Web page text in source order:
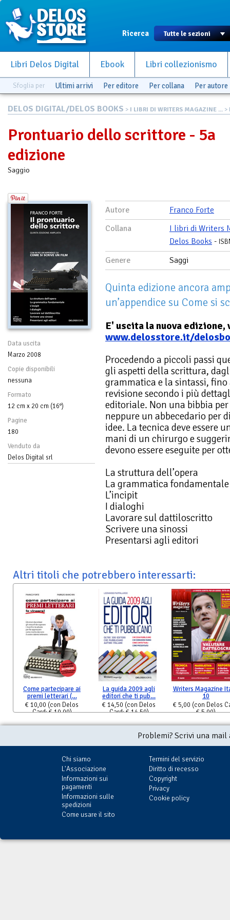
Ricerca
Libri Delos Digital Ebook Libri collezionismo
Sfoglia per Ultimi arrivi Per editore Per collana Per autore
DELOS DIGITAL/DELOS BOOKS > I LIBRI DI WRITERS MAGAZINE ... >
Prontuario dello scrittore - 5a
edizione
Saggio
Data uscita
Marzo 2008
Copie disponibili
nessuna
Formato
12 cm x 20 cm (16°)
Pagine
180
Venduto da
Delos Digital srl
Autore
Franco Forte
Collana
I libri di Writers
Delos Books -
Genere Saggi
Quinta edizione ancora
un’appendice su Come si
E' uscita la nuova edizione,
www.delosstore.it/
Procedendo a piccoli passi
gli aspetti della scrittura,
grammatica e la sintassi,
revisione secondo i più
editoriale. Non una bibbia
neppure un abbecedario per
idee. La tecnica deve essere
mani di un chirurgo e
devono essere eseguite per
La struttura dell’opera
La grammatica fondamentale
L’incipit
I dialoghi
Lavorare sul dattiloscritto
Scrivere una sinossi
Presentarsi agli editori
Altri titoli che potrebbero interessarti:
Come partecipare ai
premi letterari (…
€ 10,00 (con Delos
Card: € 10,00)
La guida 2009 agli
editori che ti pub…
€ 14,50 (con Delos
Card: € 14,50)
Writers Magazine
10
€ 5,00 (con Delos
€ 5,00)
Problemi? Scrivi una
Chi siamo
L'Associazione
Informazioni sui
pagamenti
Informazioni sulle
spedizioni
Come usare il sito
Termini del servizio
Diritto di recesso
Copyright
Privacy
Cookie policy